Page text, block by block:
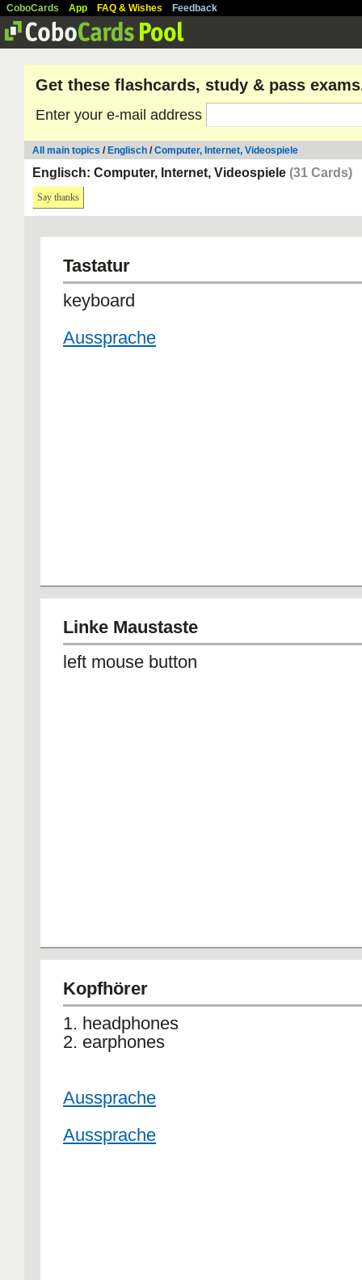
CoboCards App FAQ & Wishes Feedback
Get these flashcards, study & pass
Enter your e-mail address
All main topics / Englisch /Computer, Internet, Videospiele
Englisch: Computer, Internet, Videospiele (31 Cards)
Say thanks
Tastatur
keyboard
Aussprache
Linke Maustaste
left mouse button
Kopfhörer
1. headphones
2. earphones
Aussprache
Aussprache